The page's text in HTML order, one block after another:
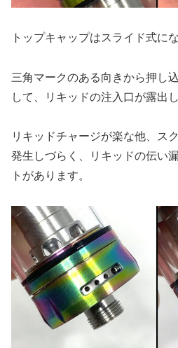
トップキャップはスライド式に
三角マークのある向きから押し
して、リキッドの注入口が露出し
リキッドチャージが楽な他、ス
発生しづらく、リキッドの伝い
トがあります。